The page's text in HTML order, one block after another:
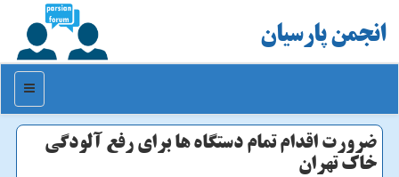
انجمن پارسیان
منو
ضرورت اقدام تمام دستگاه ها برای رفع آلودگی
خاك تهران